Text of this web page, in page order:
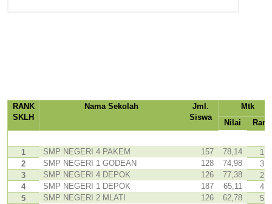
RANK
SKLH
Nama Sekolah
Jml.
Siswa
Mtk
Nilai
Rank
1 SMP NEGERI 4 PAKEM 157 78,14
1
2
SMP NEGERI 1 GODEAN 128 74,98
3
3
SMP NEGERI 4 DEPOK 126 77,38
2
4
SMP NEGERI 1 DEPOK 187 65,11
4
5
SMP NEGERI 2 MLATI 126 62,78
5